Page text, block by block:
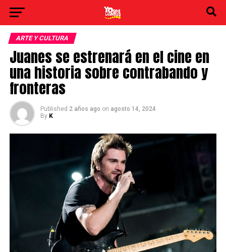
ARTE Y CULTURA
Juanes se estrenará en el cine en
una historia sobre contrabando y
fronteras
Published 2 años ago on agosto 14, 2024
By K